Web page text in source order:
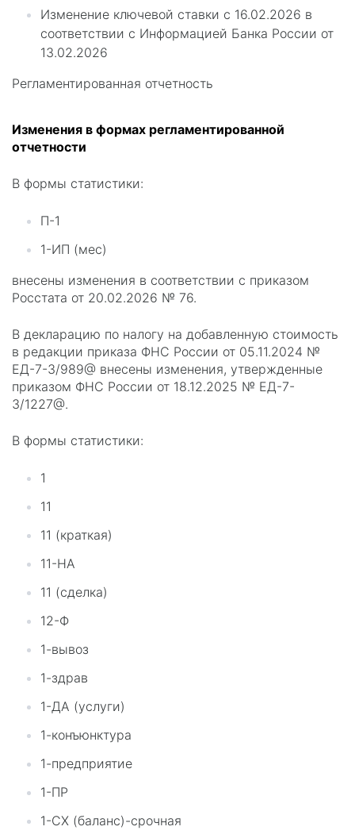
Изменение ключевой ставки с 16.02.2026 в
соответствии с Информацией Банка России от
13.02.2026
Регламентированная отчетность
Изменения в формах регламентированной
отчетности
В формы статистики:
П-1
1-ИП (мес)
внесены изменения в соответствии с приказом
Росстата от 20.02.2026 № 76.
В декларацию по налогу на добавленную стоимость
в редакции приказа ФНС России от 05.11.2024 №
ЕД-7-3/989@ внесены изменения, утвержденные
приказом ФНС России от 18.12.2025 № ЕД-7-
3/1227@.
В формы статистики:
1
11
11 (краткая)
11-НА
11 (сделка)
12-Ф
1-вывоз
1-здрав
1-ДА (услуги)
1-конъюнктура
1-предприятие
1-ПР
1-СХ (баланс)-срочная